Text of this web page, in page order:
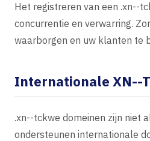
Het registreren van een .xn--
concurrentie en verwarring.
waarborgen en uw klanten te
Internationale XN--
.xn--tckwe domeinen zijn niet
ondersteunen internationale